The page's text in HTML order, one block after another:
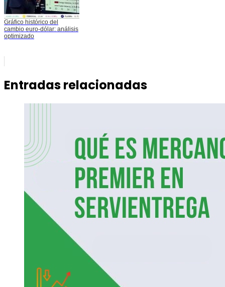
Gráfico histórico del
cambio euro-dólar: análisis
optimizado
Entradas relacionadas